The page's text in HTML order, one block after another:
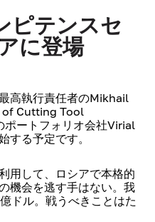
ピテンスセ
に登場
高執行責任者のMikhail
of Cutting Tool
ートフォリオ会社Virial
する予定です。
用して、ロシアで本格的
機会を逃す手はない。我
ドル。戦うべきことはた